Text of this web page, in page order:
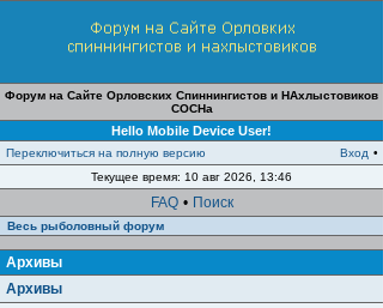
Форум на Сайте Орловских Спиннингистов и НАхлыстовиков
СОСНа
Hello Mobile Device User!
Переключиться на полную версию Вход •
Текущее время: 10 авг 2026, 13:46
FAQ • Поиск
Весь рыболовный форум
Архивы
Архивы